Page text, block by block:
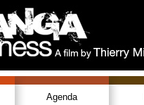
Agenda